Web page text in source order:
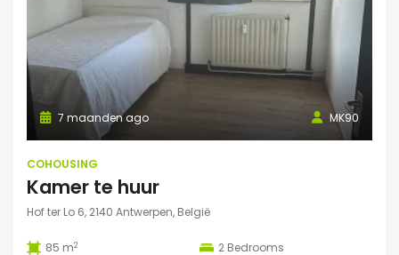
MK90
7 maanden ago
COHOUSING
Kamer te huur
Hof ter Lo 6, 2140 Antwerpen, België
85 m2 2 Bedrooms